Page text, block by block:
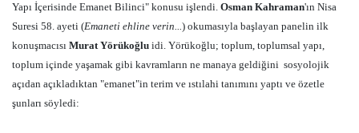
Yapı İçerisinde Emanet Bilinci" konusu işlendi. Osman Kahraman'ın Nisa
Suresi 58. ayeti (Emaneti ehline verin...) okumasıyla başlayan panelin ilk
konuşmacısı Murat Yörükoğlu idi. Yörükoğlu; toplum, toplumsal yapı,
toplum içinde yaşamak gibi kavramların ne manaya geldiğini sosyolojik
açıdan açıkladıktan "emanet"in terim ve ıstılahi tanımını yaptı ve özetle
şunları söyledi: